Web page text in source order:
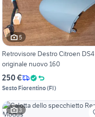
5
Retrovisore Destro Citroen DS4
originale nuovo 160
250 €
Sesto Fiorentino(FI)
3